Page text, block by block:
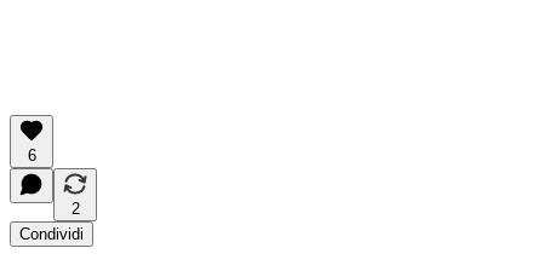
6
2
Condividi